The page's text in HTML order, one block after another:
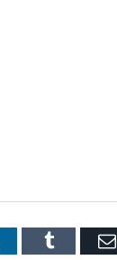
Tumblr